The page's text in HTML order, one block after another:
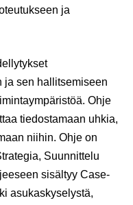
ja
ja sen hallitsemiseen
Ohje
tiedostamaan uhkia,
niihin. Ohje on
Suunnittelu
sisältyy Case-
asukaskyselystä,